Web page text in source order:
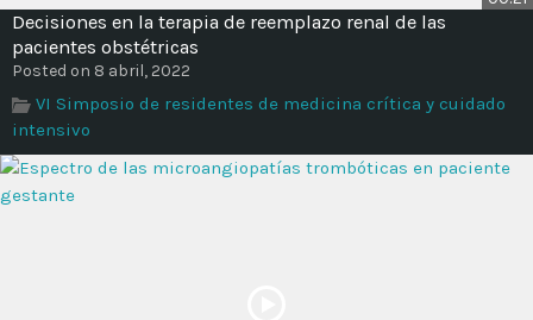
Decisiones en la terapia de reemplazo renal de las
pacientes obstétricas
Posted on 8 abril, 2022
VI Simposio de residentes de medicina crítica y cuidado
intensivo